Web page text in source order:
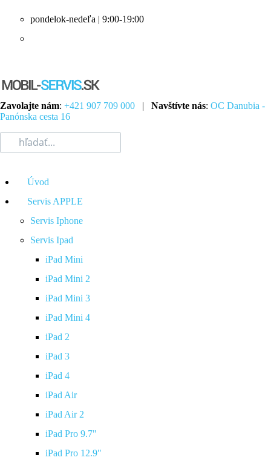
pondelok-nedeľa | 9:00-19:00
Zavolajte nám: +421 907 709 000 | Navštívte nás: OC Danubia -
Panónska cesta 16
Úvod
Servis APPLE
Servis Iphone
Servis Ipad
iPad Mini
iPad Mini 2
iPad Mini 3
iPad Mini 4
iPad 2
iPad 3
iPad 4
iPad Air
iPad Air 2
iPad Pro 9.7"
iPad Pro 12.9"